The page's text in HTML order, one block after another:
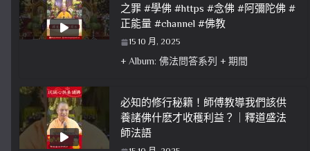
之罪 #學佛 #https #念佛 #阿彌陀佛 #
正能量 #channel #佛教
15 10 月, 2025
+ Album: 佛法問答系列 + 期間
必知的修行秘籍！師傅教導我們該供
養諸佛什麽才收穫利益？｜釋道盛法
師法語